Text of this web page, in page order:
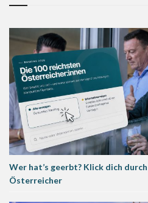
Wer hat’s geerbt? Klick dich
Österreicher